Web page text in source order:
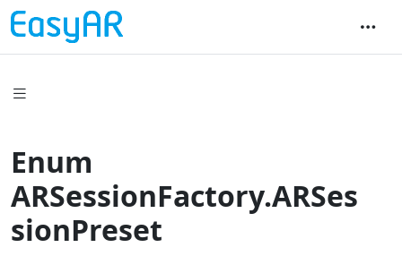
Enum
ARSessionFactory.ARSes
sionPreset